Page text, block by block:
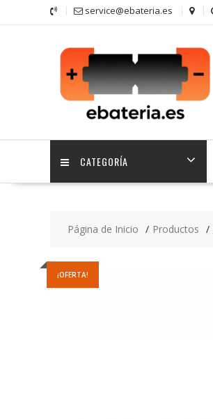
service@ebateria.es
CATEGORÍA
Página de Inicio Productos
¡OFERTA!